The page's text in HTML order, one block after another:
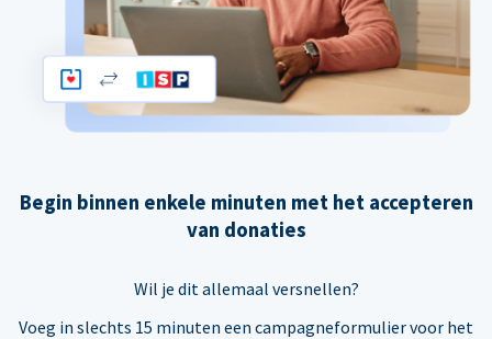
Begin binnen enkele minuten met het accepteren
van donaties
Wil je dit allemaal versnellen?
Voeg in slechts 15 minuten een campagneformulier voor het